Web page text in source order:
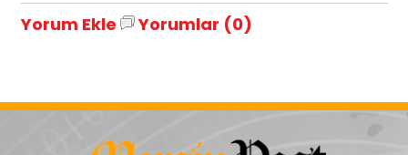
Yorum Ekle Yorumlar (0)